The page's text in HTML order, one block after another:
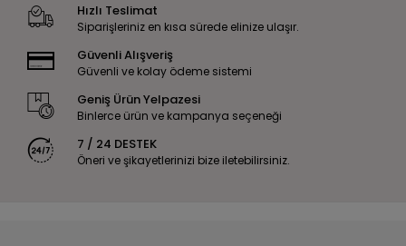
Hızlı Teslimat
Siparişleriniz en kısa sürede elinize ulaşır.
Güvenli Alışveriş
Güvenli ve kolay ödeme sistemi
Geniş Ürün Yelpazesi
Binlerce ürün ve kampanya seçeneği
7 / 24 DESTEK
Öneri ve şikayetlerinizi bize iletebilirsiniz.